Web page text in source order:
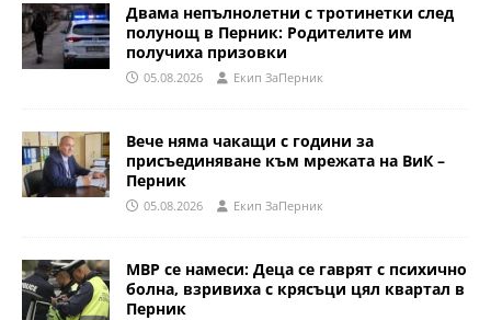
Двама непълнолетни с тротинетки след
полунощ в Перник: Родителите им
получиха призовки
05.08.2026 Eкип ЗаПерник
Вече няма чакащи с години за
присъединяване към мрежата на ВиК –
Перник
05.08.2026 Eкип ЗаПерник
МВР се намеси: Деца се гаврят с психично
болна, взривиха с крясъци цял квартал в
Перник